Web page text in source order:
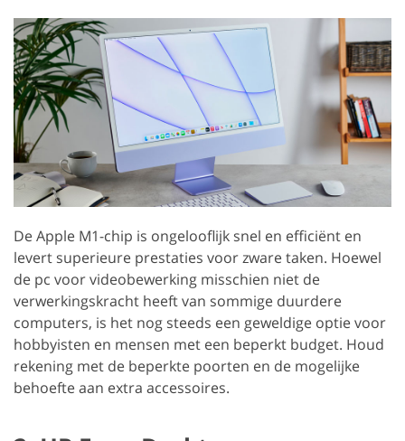
De Apple M1-chip is ongelooflijk snel en efficiënt en
levert superieure prestaties voor zware taken. Hoewel
de pc voor videobewerking misschien niet de
verwerkingskracht heeft van sommige duurdere
computers, is het nog steeds een geweldige optie voor
hobbyisten en mensen met een beperkt budget. Houd
rekening met de beperkte poorten en de mogelijke
behoefte aan extra accessoires.